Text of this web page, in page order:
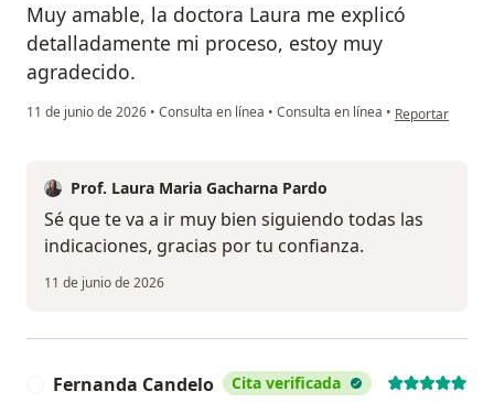
Muy amable, la doctora Laura me explicó
detalladamente mi proceso, estoy muy
agradecido.
11 de junio de 2026 • Consulta en línea • Consulta en línea • en opinión del
Reportar
Prof. Laura Maria Gacharna Pardo
Sé que te va a ir muy bien siguiendo todas las
indicaciones, gracias por tu confianza.
11 de junio de 2026
Fernanda Candelo Cita verificada